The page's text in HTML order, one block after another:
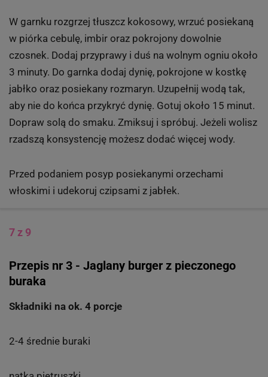
W garnku rozgrzej tłuszcz kokosowy, wrzuć posiekaną
w piórka cebulę, imbir oraz pokrojony dowolnie
czosnek. Dodaj przyprawy i duś na wolnym ogniu około
3 minuty. Do garnka dodaj dynię, pokrojone w kostkę
jabłko oraz posiekany rozmaryn. Uzupełnij wodą tak,
aby nie do końca przykryć dynię. Gotuj około 15 minut.
Dopraw solą do smaku. Zmiksuj i spróbuj. Jeżeli wolisz
rzadszą konsystencję możesz dodać więcej wody.
Przed podaniem posyp posiekanymi orzechami
włoskimi i udekoruj czipsami z jabłek.
7 z 9
Przepis nr 3 - Jaglany burger z pieczonego
buraka
Składniki na ok. 4 porcje
2-4 średnie buraki